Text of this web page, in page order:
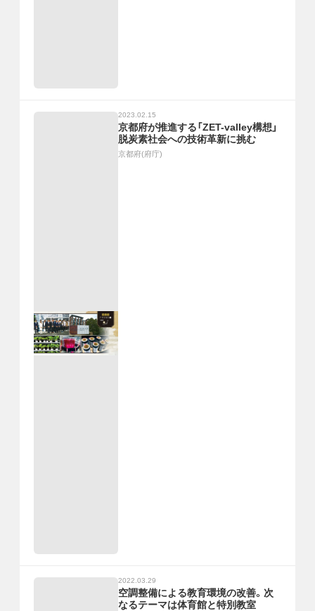
2023.02.15
京都府が推進する「ZET-valley構想」
脱炭素社会への技術革新に挑む
京都府(府庁)
2022.03.29
空調整備による教育環境の改善。次
なるテーマは体育館と特別教室